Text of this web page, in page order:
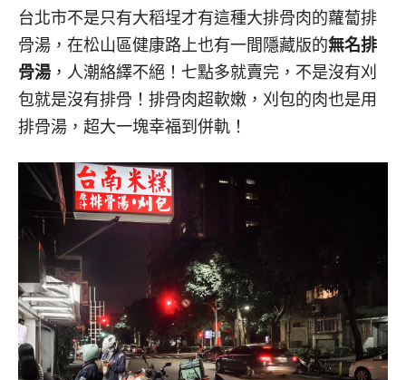
台北市不是只有大稻埕才有這種大排骨肉的蘿蔔排
骨湯，在松山區健康路上也有一間隱藏版的無名排
骨湯 ，人潮絡繹不絕！七點多就賣完，不是沒有刈
包就是沒有排骨！排骨肉超軟嫩，刈包的肉也是用
排骨湯，超大一塊幸福到併軌！